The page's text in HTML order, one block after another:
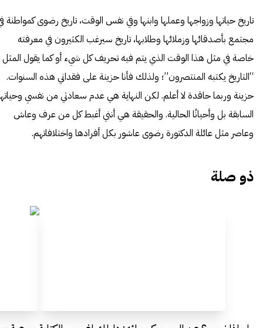
تاريخ حياتها وزواجها وعملها وابنها وفي نفس الوقت، تاريخ رضوى كمواطنة
مجتمع بأصدقائها وزملائها وطلابها، تاريخ سيرغب الكثيرون في معرفته
خاصة في مثل هذا الوقت الذي يتم فيه تحريف كل شيء أو كما يقول المثل
“التاريخ يكتبه المنتصرون”؛ ولذلك فأنا حزينة على فقداني هذه السنوات.
حزينة وربما حاقدة لا أعلم. لكن النهاية هي عدم سعادتي من نفسي
السابقة بل وأحيانًا الحالية. والحقيقة هي أنني أغبط كل من عرف وعاش
وعاصر مثل عائلة الدكتورة رضوى عاشور بكل أفرادها واختلافاتهم.
ذو صلة